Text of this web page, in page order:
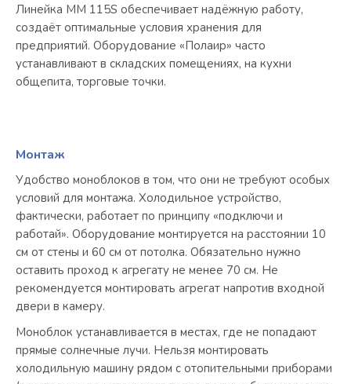
Линейка MM 115S обеспечивает надёжную работу,
создаёт оптимальные условия хранения для
предприятий. Оборудование «Полаир» часто
устанавливают в складских помещениях, на кухни
общепита, торговые точки.
Монтаж
Удобство моноблоков в том, что они не требуют особых
условий для монтажа. Холодильное устройство,
фактически, работает по принципу «подключи и
работай». Оборудование монтируется на расстоянии 10
см от стены и 60 см от потолка. Обязательно нужно
оставить проход к агрегату не менее 70 см. Не
рекомендуется монтировать агрегат напротив входной
двери в камеру.
Моноблок устанавливается в местах, где не попадают
прямые солнечные лучи. Нельзя монтировать
холодильную машину рядом с отопительными приборами